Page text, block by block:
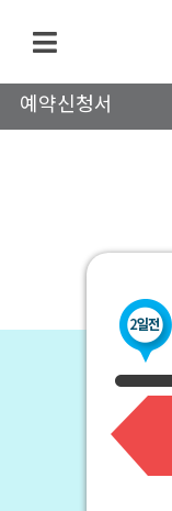
예약신청서